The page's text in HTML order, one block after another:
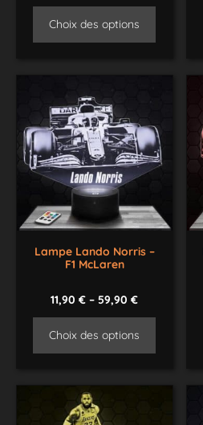
Choix des options
Lampe Lando Norris –
F1 McLaren
11,90€ –59,90€
Choix des options